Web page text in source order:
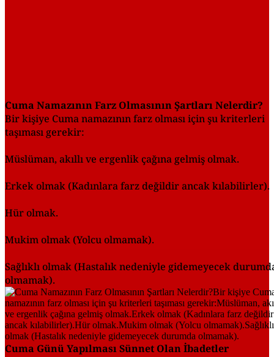
Cuma Namazının Farz Olmasının Şartları Nelerdir?
Bir kişiye Cuma namazının farz olması için şu kriterleri
taşıması gerekir:
Müslüman, akıllı ve ergenlik çağına gelmiş olmak.
Erkek olmak (Kadınlara farz değildir ancak kılabilirler).
Hür olmak.
Mukim olmak (Yolcu olmamak).
Sağlıklı olmak (Hastalık nedeniyle gidemeyecek
olmamak).
Cuma Günü Yapılması Sünnet Olan İbadetler